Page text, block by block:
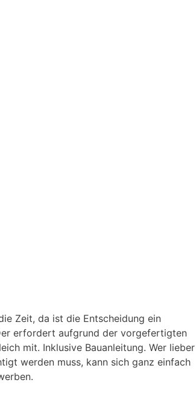
Zeit, da ist die Entscheidung ein
erfordert aufgrund der vorgefertigten
mit. Inklusive Bauanleitung. Wer lieber
werden muss, kann sich ganz einfach